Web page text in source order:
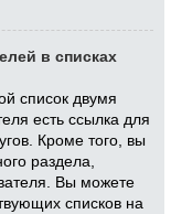
в списках
список двумя
есть ссылка для
Кроме того, вы
раздела,
Вы можете
списков на